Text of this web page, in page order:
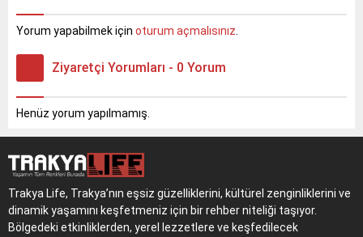
yapıldı.
Eylem Bayır, programın
ve kültür bağlarını
Yorum yapabilmek için oturum açmalısınız.
Ziyaretçi Yorumları - 0 Yorum
Henüz yorum yapılmamış.
Trakya Life, Trakya’nın eşsiz güzelliklerini, kültürel zenginliklerini ve
dinamik yaşamını keşfetmeniz için bir rehber niteliği taşıyor.
Bölgedeki etkinliklerden, yerel lezzetlere ve keşfedilecek